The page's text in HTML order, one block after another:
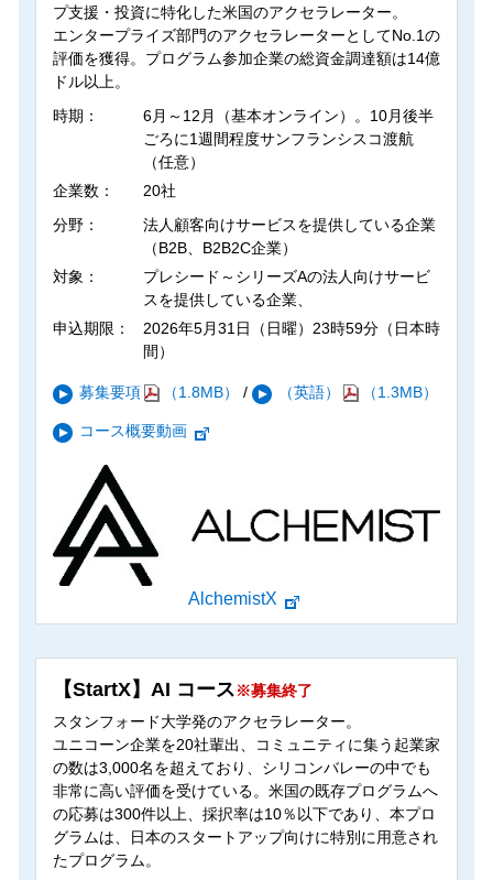
プ支援・投資に特化した米国のアクセラレーター。
エンタープライズ部門のアクセラレーターとしてNo.1の
評価を獲得。プログラム参加企業の総資金調達額は14億
ドル以上。
時期：
6月～12月（基本オンライン）。10月後半
ごろに1週間程度サンフランシスコ渡航
（任意）
企業数：
20社
分野：
法人顧客向けサービスを提供している企業
（B2B、B2B2C企業）
対象：
プレシード～シリーズAの法人向けサービ
スを提供している企業、
申込期限：
2026年5月31日（日曜）23時59分（日本時
間）
募集要項 （1.8MB） / （英語） （1.3MB）
コース概要動画
AlchemistX
【StartX】AI コース※募集終了
スタンフォード大学発のアクセラレーター。
ユニコーン企業を20社輩出、コミュニティに集う起業家
の数は3,000名を超えており、シリコンバレーの中でも
非常に高い評価を受けている。米国の既存プログラムへ
の応募は300件以上、採択率は10％以下であり、本プロ
グラムは、日本のスタートアップ向けに特別に用意され
たプログラム。